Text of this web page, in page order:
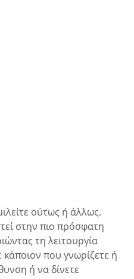
ούτως ή άλλως.
στην πιο πρόσφατη
τη λειτουργία
που γνωρίζετε ή
ή να δίνετε